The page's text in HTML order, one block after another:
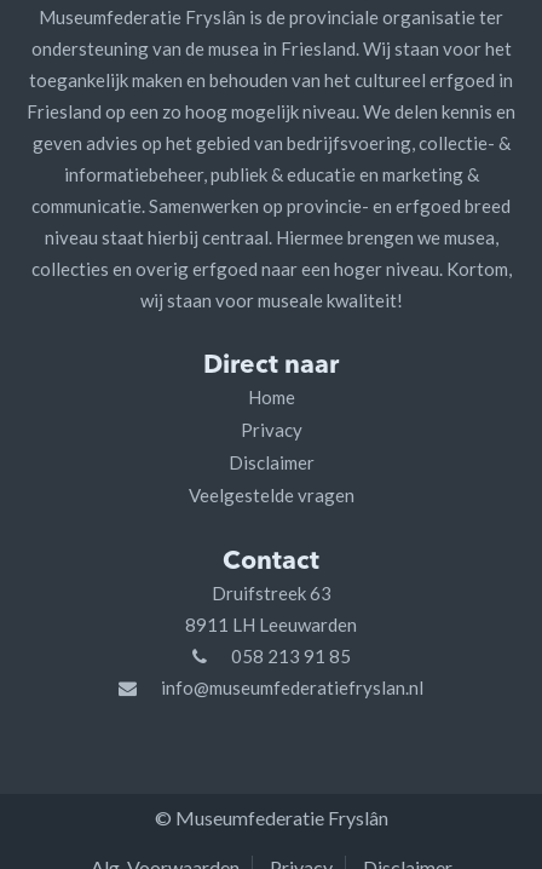
Museumfederatie Fryslân is de provinciale organisatie ter
ondersteuning van de musea in Friesland. Wij staan voor het
toegankelijk maken en behouden van het cultureel erfgoed in
Friesland op een zo hoog mogelijk niveau. We delen kennis en
geven advies op het gebied van bedrijfsvoering, collectie- &
informatiebeheer, publiek & educatie en marketing &
communicatie. Samenwerken op provincie- en erfgoed breed
niveau staat hierbij centraal. Hiermee brengen we musea,
collecties en overig erfgoed naar een hoger niveau. Kortom,
wij staan voor museale kwaliteit!
Direct naar
Home
Privacy
Disclaimer
Veelgestelde vragen
Contact
Druifstreek 63
8911 LH Leeuwarden
058 213 91 85
info@museumfederatiefryslan.nl
© Museumfederatie Fryslân